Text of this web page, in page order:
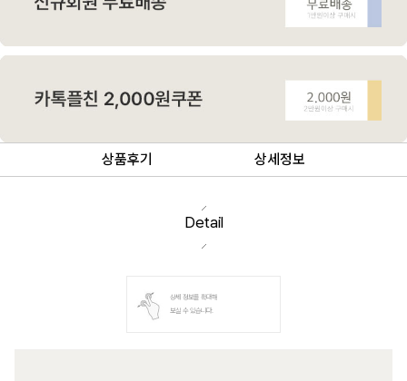
상품후기 상세정보
Detail
상세 정보를 확대해
보실 수 있습니다.